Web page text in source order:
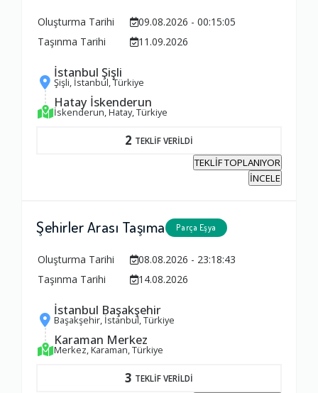
Oluşturma Tarihi
09.08.2026 - 00:15:05
Taşınma Tarihi
11.09.2026
İstanbul Şişli
Şişli, İstanbul, Türkiye
Hatay İskenderun
İskenderun, Hatay, Türkiye
2 TEKLİF VERİLDİ
TEKLİF TOPLANIYOR
İNCELE
Şehirler Arası Taşıma Parça Eşya
Oluşturma Tarihi
08.08.2026 - 23:18:43
Taşınma Tarihi
14.08.2026
İstanbul Başakşehir
Başakşehir, İstanbul, Türkiye
Karaman Merkez
Merkez, Karaman, Türkiye
3 TEKLİF VERİLDİ